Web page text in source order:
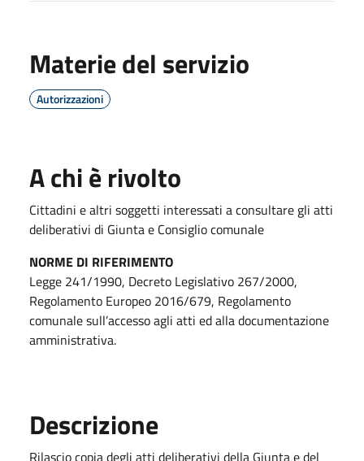
Materie del servizio
Autorizzazioni
A chi è rivolto
Cittadini e altri soggetti interessati a consultare gli atti
deliberativi di Giunta e Consiglio comunale
NORME DI RIFERIMENTO
Legge 241/1990, Decreto Legislativo 267/2000,
Regolamento Europeo 2016/679, Regolamento
comunale sull’accesso agli atti ed alla documentazione
amministrativa.
Descrizione
Rilascio copia degli atti deliberativi della Giunta e del